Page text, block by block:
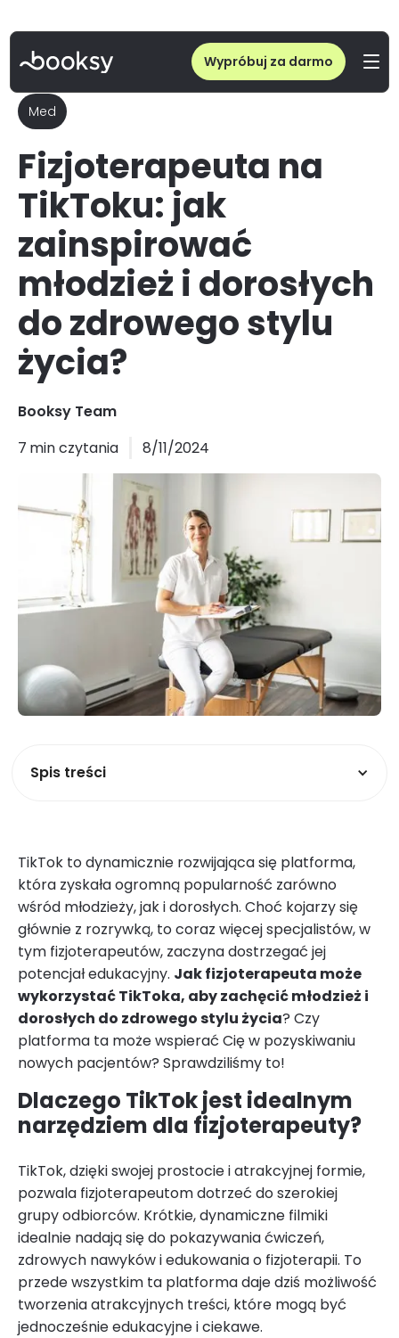
Wypróbuj za darmo
Med
Fizjoterapeuta na
TikToku: jak
zainspirować
młodzież i dorosłych
do zdrowego stylu
życia?
Booksy Team
7 min czytania 8/11/2024
Spis treści
TikTok to dynamicznie rozwijająca się platforma,
która zyskała ogromną popularność zarówno
wśród młodzieży, jak i dorosłych. Choć kojarzy się
głównie z rozrywką, to coraz więcej specjalistów, w
tym fizjoterapeutów, zaczyna dostrzegać jej
potencjał edukacyjny. Jak fizjoterapeuta może
wykorzystać TikToka, aby zachęcić młodzież i
dorosłych do zdrowego stylu życia? Czy
platforma ta może wspierać Cię w pozyskiwaniu
nowych pacjentów? Sprawdziliśmy to!
Dlaczego TikTok jest idealnym
narzędziem dla fizjoterapeuty?
TikTok, dzięki swojej prostocie i atrakcyjnej formie,
pozwala fizjoterapeutom dotrzeć do szerokiej
grupy odbiorców. Krótkie, dynamiczne filmiki
idealnie nadają się do pokazywania ćwiczeń,
zdrowych nawyków i edukowania o fizjoterapii. To
przede wszystkim ta platforma daje dziś możliwość
tworzenia atrakcyjnych treści, które mogą być
jednocześnie edukacyjne i ciekawe.